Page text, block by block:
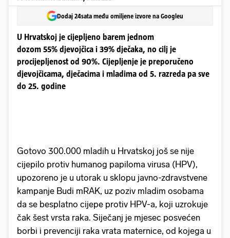
Dodaj 24sata među omiljene izvore na Googleu
U Hrvatskoj je cijepljeno barem jednom
dozom 55% djevojčica i 39% dječaka, no cilj je
procijepljenost od 90%. Cijepljenje je preporučeno
djevojčicama, dječacima i mladima od 5. razreda pa sve
do 25. godine
Gotovo 300.000 mladih u Hrvatskoj još se nije
cijepilo protiv humanog papiloma virusa (HPV),
upozoreno je u utorak u sklopu javno-zdravstvene
kampanje Budi mRAK, uz poziv mladim osobama
da se besplatno cijepe protiv HPV-a, koji uzrokuje
čak šest vrsta raka. Siječanj je mjesec posvećen
borbi i prevenciji raka vrata maternice, od kojega u